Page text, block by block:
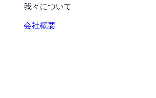
我々について
会社概要